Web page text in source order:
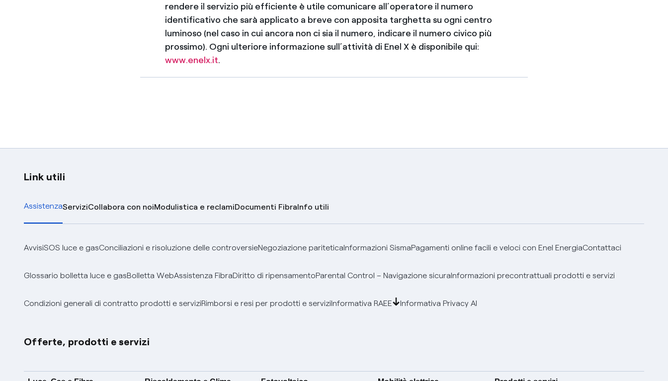
rendere il servizio più efficiente è utile comunicare all’operatore il numero
identificativo che sarà applicato a breve con apposita targhetta su ogni centro
luminoso (nel caso in cui ancora non ci sia il numero, indicare il numero civico più
prossimo). Ogni ulteriore informazione sull’attività di Enel X è disponibile qui:
www.enelx.it.
Link utili
AssistenzaServiziCollabora con noiModulistica e reclamiDocumenti FibraInfo utili
AvvisiSOS luce e gasConciliazioni e risoluzione delle controversieNegoziazione pariteticaInformazioni SismaPagamenti online facili e veloci con Enel EnergiaContattaci
Glossario bolletta luce e gasBolletta WebAssistenza FibraDiritto di ripensamentoParental Control – Navigazione sicuraInformazioni precontrattuali prodotti e servizi
Condizioni generali di contratto prodotti e serviziRimborsi e resi per prodotti e serviziInformativa RAEE Informativa Privacy AI
Offerte, prodotti e servizi